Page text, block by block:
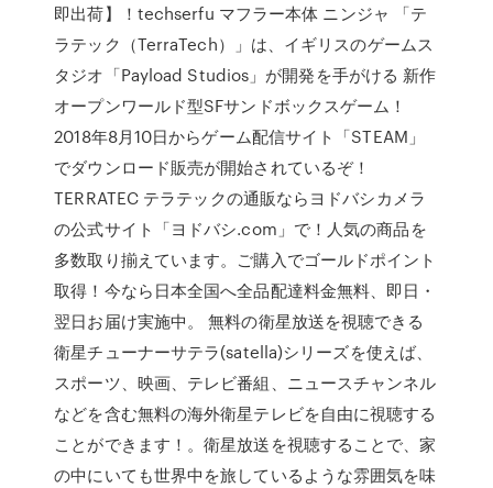
即出荷】！techserfu マフラー本体 ニンジャ 「テ
ラテック（TerraTech）」は、イギリスのゲームス
タジオ「Payload Studios」が開発を手がける 新作
オープンワールド型SFサンドボックスゲーム！
2018年8月10日からゲーム配信サイト「STEAM」
でダウンロード販売が開始されているぞ！
TERRATEC テラテックの通販ならヨドバシカメラ
の公式サイト「ヨドバシ.com」で！人気の商品を
多数取り揃えています。ご購入でゴールドポイント
取得！今なら日本全国へ全品配達料金無料、即日・
翌日お届け実施中。 無料の衛星放送を視聴できる
衛星チューナーサテラ(satella)シリーズを使えば、
スポーツ、映画、テレビ番組、ニュースチャンネル
などを含む無料の海外衛星テレビを自由に視聴する
ことができます！。衛星放送を視聴することで、家
の中にいても世界中を旅しているような雰囲気を味